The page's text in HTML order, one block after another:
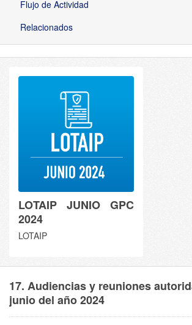
Flujo de Actividad
Relacionados
LOTAIP JUNIO GPC
2024
LOTAIP
17. Audiencias y reuniones
junio del año 2024